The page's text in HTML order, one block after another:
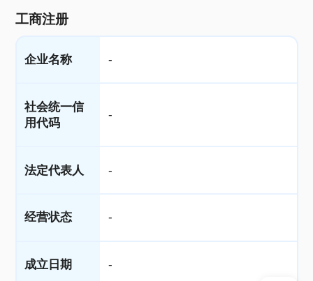
工商注册
企业名称 -
社会统一信
用代码
-
法定代表人 -
经营状态 -
成立日期 -